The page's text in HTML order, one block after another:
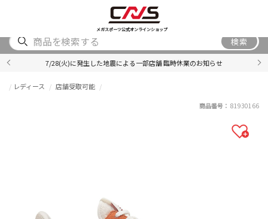
メガスポーツ公式オンラインショップ
ACCESSORY
検索
7/28(火)に発生した地震による一部店舗 臨時休業のお知らせ
レディース 店舗受取可能
商品番号： 81930166